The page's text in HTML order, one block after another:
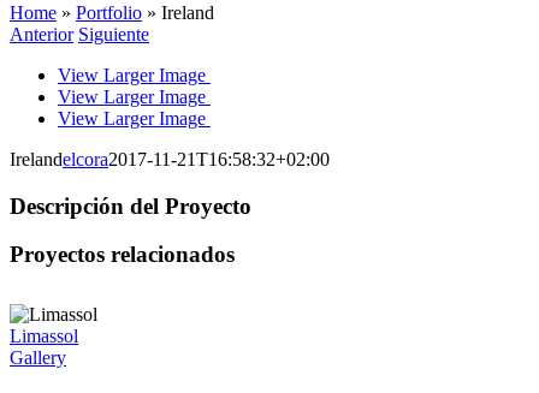
Home » Portfolio » Ireland
Anterior Siguiente
View Larger Image
View Larger Image
View Larger Image
Irelandelcora2017-11-21T16:58:32+02:00
Descripción del Proyecto
Proyectos relacionados
Limassol
Gallery